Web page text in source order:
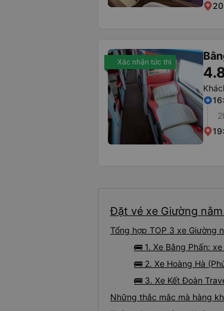
Xác nhận tức thì
Đặt vé xe Giường
Tổng hợp TOP 3 xe Giường
🚌 1. Xe Bằng Phấn:
🚌 2. Xe Hoàng Hà
🚌 3. Xe Kết Đoàn
Những thắc mắc mà hàng